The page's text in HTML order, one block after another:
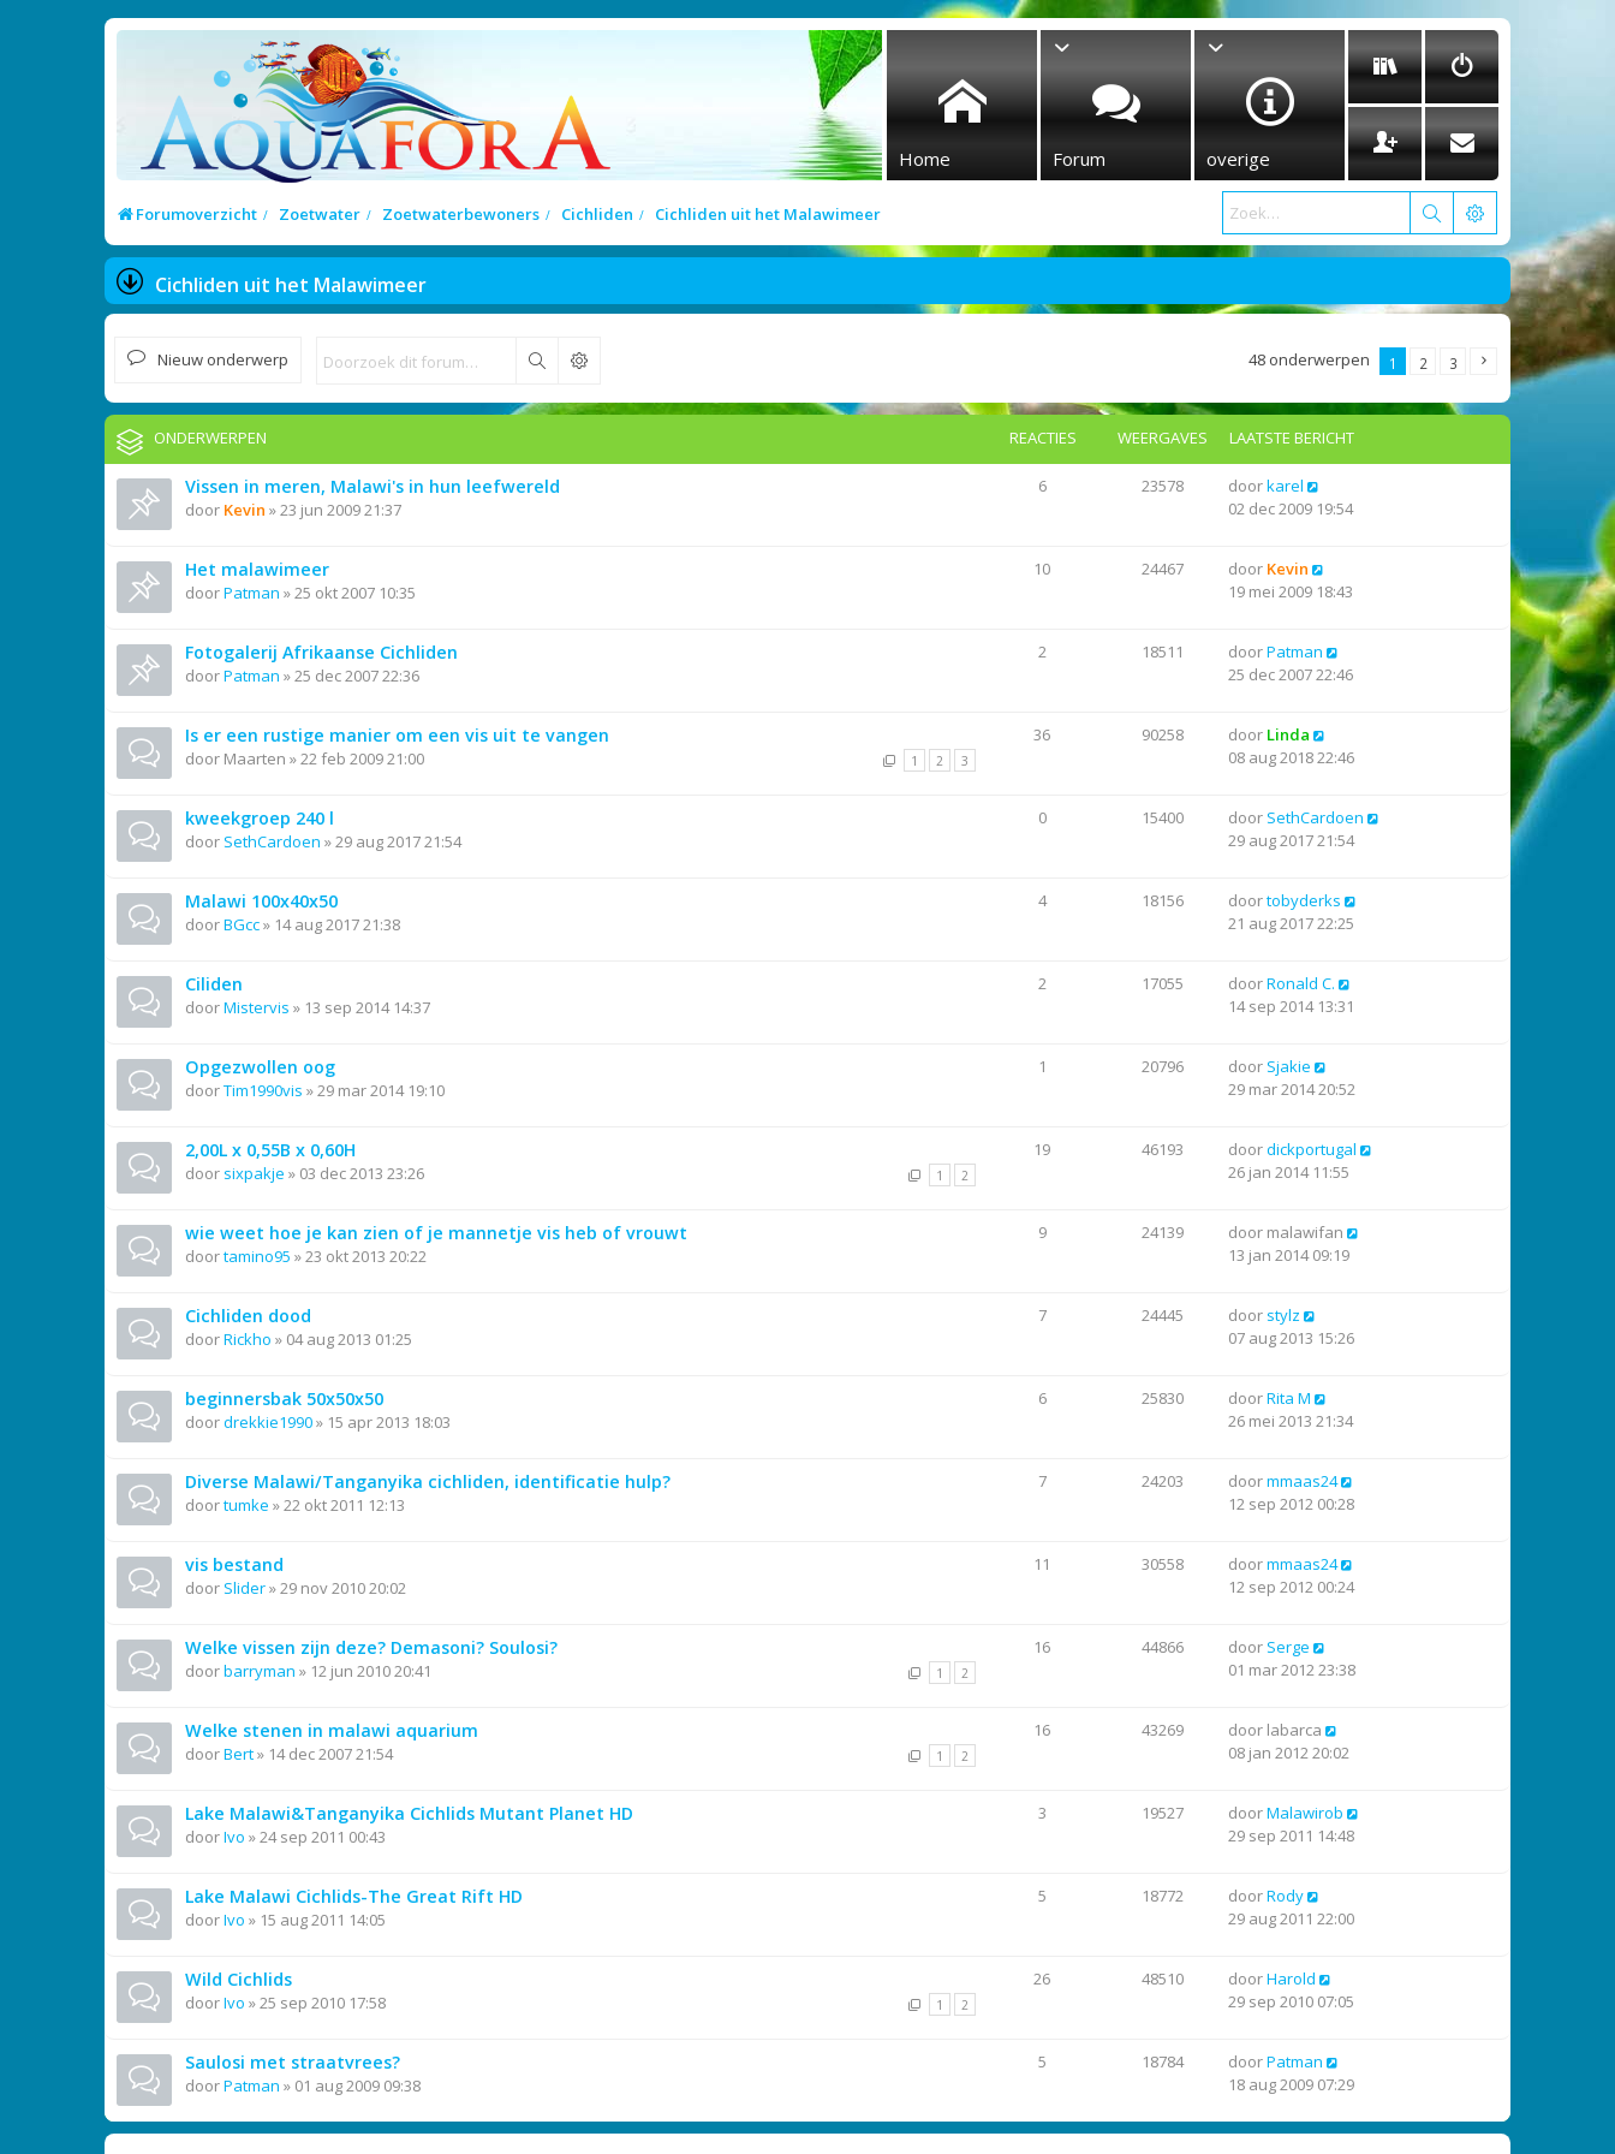
Home Forum overige
Forumoverzicht Zoetwater Zoetwaterbewoners Cichliden Cichliden uit het Malawimeer
Cichliden uit het Malawimeer
Nieuw onderwerp Zoek 48 onderwerpen 1 2 3
ONDERWERPEN REACTIES WEERGAVES LAATSTE BERICHT
Vissen in meren, Malawi's in hun leefwereld
door Kevin »23 jun 2009 21:37
6 23578 doorkarel
02 dec 2009 19:54
Het malawimeer
doorPatman »25 okt 2007 10:35
10 24467 door Kevin
19 mei 2009 18:43
Fotogalerij Afrikaanse Cichliden
doorPatman »25 dec 2007 22:36
2 18511 doorPatman
25 dec 2007 22:46
Is er een rustige manier om een vis uit te vangen
door Maarten »22 feb 2009 21:00 1 2 3
36 90258 door Linda
08 aug 2018 22:46
kweekgroep 240 l
door SethCardoen »29 aug 2017 21:54
0 15400 door SethCardoen
29 aug 2017 21:54
Malawi 100x40x50
doorBGcc» 14 aug 2017 21:38
4 18156 doortobyderks
21 aug 2017 22:25
Ciliden
doorMistervis » 13 sep 2014 14:37
2 17055 doorRonald C.
14 sep 2014 13:31
Opgezwollen oog
doorTim1990vis »29 mar 2014 19:10
1 20796 door Sjakie
29 mar 2014 20:52
2,00L x 0,55B x 0,60H
door sixpakje » 03 dec 2013 23:26 1 2
19 46193 doordickportugal
26 jan 2014 11:55
wie weet hoe je kan zien of je mannetje vis heb of vrouwt
doortamino95 »23 okt 2013 20:22
9 24139 door malawifan
13 jan 2014 09:19
Cichliden dood
doorRickho » 04 aug 2013 01:25
7 24445 door stylz
07 aug 2013 15:26
beginnersbak 50x50x50
doordrekkie1990» 15 apr 2013 18:03
6 25830 doorRita M
26 mei 2013 21:34
Diverse Malawi/Tanganyika cichliden, identificatie hulp?
doortumke »22 okt 2011 12:13
7 24203 doormmaas24
12 sep 2012 00:28
vis bestand
door Slider»29 nov 2010 20:02
11 30558 doormmaas24
12 sep 2012 00:24
Welke vissen zijn deze? Demasoni? Soulosi?
doorbarryman » 12 jun 2010 20:41 1 2
16 44866 door Serge
01 mar 2012 23:38
Welke stenen in malawi aquarium
doorBert» 14 dec 2007 21:54 1 2
16 43269 door labarca
08 jan 2012 20:02
Lake Malawi&Tanganyika Cichlids Mutant Planet HD
doorIvo »24 sep 2011 00:43
3 19527 doorMalawirob
29 sep 2011 14:48
Lake Malawi Cichlids-The Great Rift HD
doorIvo » 15 aug 2011 14:05
5 18772 doorRody
29 aug 2011 22:00
Wild Cichlids
doorIvo »25 sep 2010 17:58 1 2
26 48510 doorHarold
29 sep 2010 07:05
Saulosi met straatvrees?
doorPatman » 01 aug 2009 09:38
5 18784 doorPatman
18 aug 2009 07:29